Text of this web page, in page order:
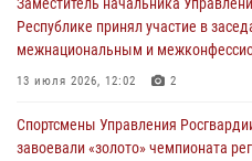
Директор Росгвардии Герой
поздравил специалистов
01 августа 2026, 00:01
Заместитель начальника
Республике принял участие в
межнациональным и
13 июля 2026, 12:02 2
Спортсмены Управления
завоевали «золото» чемпионата